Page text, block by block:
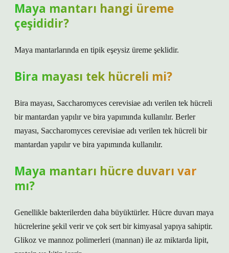
Maya mantarı hangi üreme
çeşididir?
Maya mantarlarında en tipik eşeysiz üreme şeklidir.
Bira mayası tek hücreli mi?
Bira mayası, Saccharomyces cerevisiae adı verilen tek hücreli
bir mantardan yapılır ve bira yapımında kullanılır. Berler
mayası, Saccharomyces cerevisiae adı verilen tek hücreli bir
mantardan yapılır ve bira yapımında kullanılır.
Maya mantarı hücre duvarı var
mı?
Genellikle bakterilerden daha büyüktürler. Hücre duvarı maya
hücrelerine şekil verir ve çok sert bir kimyasal yapıya sahiptir.
Glikoz ve mannoz polimerleri (mannan) ile az miktarda lipit,